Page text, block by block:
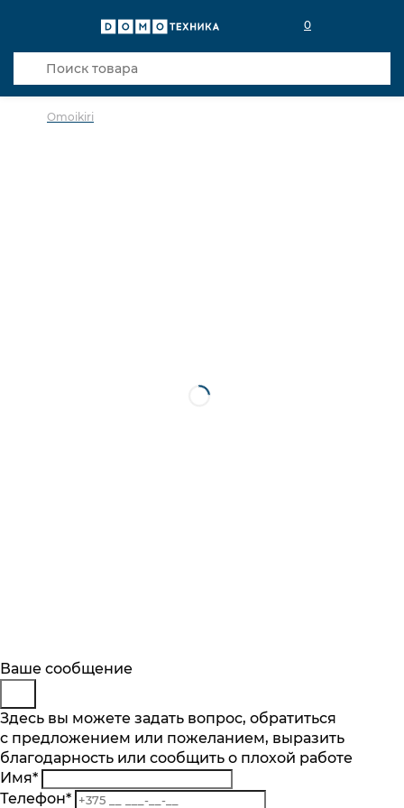
0
Omoikiri
Описание
Отзывы
Основные характеристики
Количество чаш шт.
1
Материал
Будьте в курсе
Подпишитесь на последние обновления
и узнавайте о новинках и специальных
предложениях первыми
Подписаться
Заказ обратного звонка
Представьтесь
Телефон*
Комментарий
Ваше сообщение
Здесь вы можете задать вопрос, обратиться
с предложением или пожеланием, выразить
благодарность или сообщить о плохой работе
Имя*
Телефон*